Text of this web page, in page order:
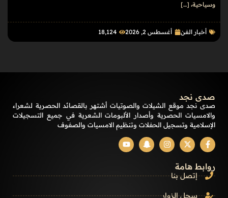
وسياحية، […]
أخبار الفن أغسطس 2, 2026 18٬124
صدى نجد
صدى نجد موقع الشيلات والصوتيات أشتهر بالقصائد الحصرية لشعراء
والامسيات الحصرية وأصدار الألبومات الشعرية في جميع التسجيلات
الإسلامية وتسجيل الحفلات وتنظيم الامسيات والصفوف
روابط هامة
إتصل بنا
سجل الزوار